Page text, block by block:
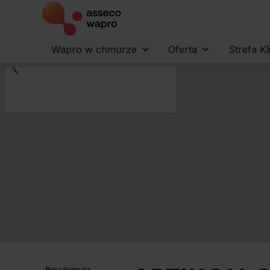
Wapro w chmurze Oferta Strefa